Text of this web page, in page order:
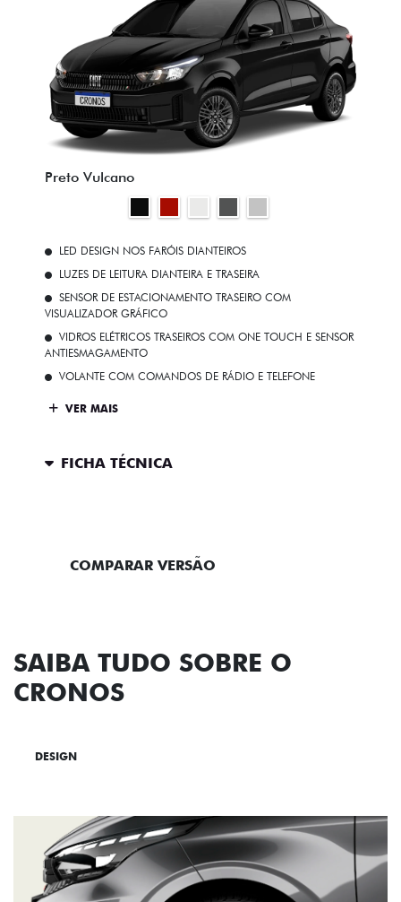
Preto Vulcano
LED DESIGN NOS FARÓIS DIANTEIROS
LUZES DE LEITURA DIANTEIRA E TRASEIRA
SENSOR DE ESTACIONAMENTO TRASEIRO COM
VISUALIZADOR GRÁFICO
VIDROS ELÉTRICOS TRASEIROS COM ONE TOUCH E SENSOR
ANTIESMAGAMENTO
VOLANTE COM COMANDOS DE RÁDIO E TELEFONE
VER MAIS
FICHA TÉCNICA
COMPARAR VERSÃO
SAIBA TUDO SOBRE O
CRONOS
DESIGN